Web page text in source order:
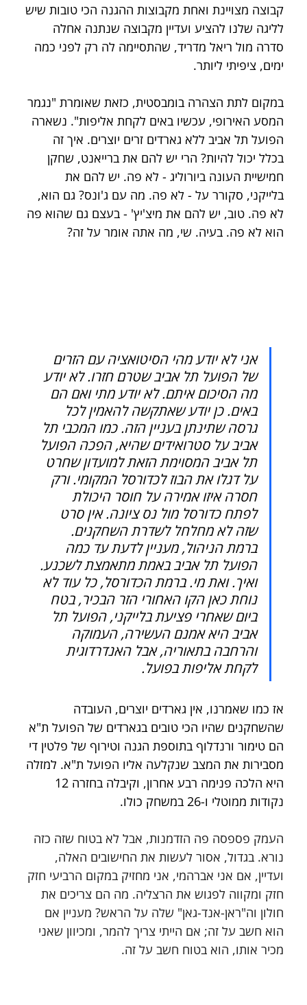
קבוצה מצויינת ואחת מקבוצות ההגנה הכי טובות שיש
לליגה שלנו להציע ועדיין מקבוצה שנתנה אחלה
סדרה מול ריאל מדריד, שהתסיימה לה רק לפני כמה
ימים, ציפיתי ליותר.
במקום לתת הצהרה בומבסטית, כזאת שאומרת "נגמר
המסע האירופי, עכשיו באים לקחת אליפות". נשארה
הפועל תל אביב ללא גארדים זרים יוצרים. איך זה
בכלל יכול להיות? הרי יש להם את ברייאנט, שחקן
חמישיית העונה ביורוליג - לא פה. יש להם את
בלייקני, סקורר על - לא פה. מה עם ג'ונס? גם הוא,
לא פה. טוב, יש להם את מיצ'יץ' - בעצם גם שהוא פה
הוא לא פה. בעיה. שי, מה אתה אומר על זה?
אני לא יודע מהי הסיטואציה עם הזרים
של הפועל תל אביב שטרם חזרו. לא יודע
מה הסיכום איתם. לא יודע מתי ואם הם
באים. כן יודע שאתקשה להאמין לכל
גרסה שתינתן בעניין הזה. כמו המכבי תל
אביב על סטרואידים שהיא, הפכה הפועל
תל אביב המסוימת הזאת למועדון שחרט
על דגלו את הבוז לכדורסל המקומי. ורק
חסרה איזו אמירה על חוסר היכולת
לפתח כדורסל מול נס ציונה. אין סרט
שזה לא מחלחל לשדרת השחקנים.
ברמת הניהול, מעניין לדעת עד כמה
הפועל תל אביב באמת מתאמצת לשכנע.
ואיך. ואת מי. ברמת הכדורסל, כל עוד לא
נוחת כאן הקו האחורי הזר הבכיר, בטח
ביום שאחרי פציעת בלייקני, הפועל תל
אביב היא אמנם העשירה, העמוקה
והרחבה בתאוריה, אבל האנדרדוגית
לקחת אליפות בפועל.
אז כמו שאמרנו, אין גארדים יוצרים, העובדה
שהשחקנים שהיו הכי טובים בגארדים של הפועל ת"א
הם טימור ורנדלוף בתוספת הגנה וטירוף של פלטין די
מסבירות את המצב שנקלעה אליו הפועל ת"א. למזלה
נקודות ממוטלי ו-26 במשחק כולו.
העמק פספסה פה הזדמנות, אבל לא בטוח שזה כזה
נורא. בגדול, אסור לעשות את החישובים האלה,
ועדיין, אם אני אברהמי, אני מחזיק במקום הרביעי חזק
חזק ומקווה לפגוש את הרצליה. מה הם צריכים את
חולון וה"ראן-אנד-גאן" שלה על הראש? מעניין אם
הוא חשב על זה; אם הייתי צריך להמר, ומכיוון שאני
מכיר אותו, הוא בטוח חשב על זה.